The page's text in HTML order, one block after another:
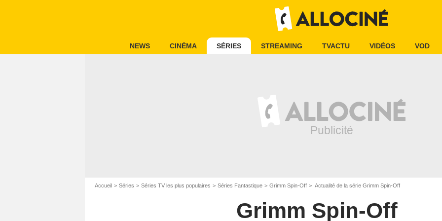
NEWS CINÉMA SÉRIES STREAMING TVACTU VIDÉOS VOD
Accueil Séries Séries TV les plus populaires Séries Fantastique Grimm Spin-Off Actualité de la série Grimm Spin-Off
Grimm Spin-Off